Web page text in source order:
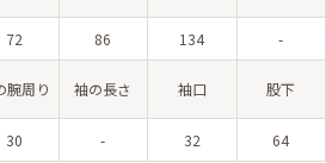
72 86 134 -
腕周り 袖の長さ 袖口 股下
30 - 32 64